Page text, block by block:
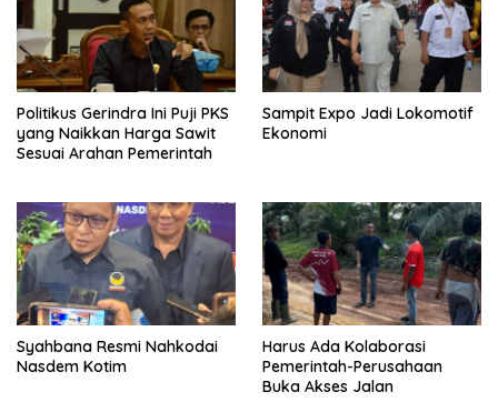
Politikus Gerindra Ini Puji PKS
yang Naikkan Harga Sawit
Sesuai Arahan Pemerintah
Sampit Expo Jadi Lokomotif
Ekonomi
Syahbana Resmi Nahkodai
Nasdem Kotim
Harus Ada Kolaborasi
Pemerintah-Perusahaan
Buka Akses Jalan